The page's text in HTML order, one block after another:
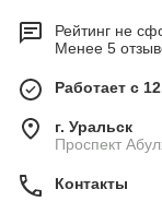
Рейтинг не
Менее 5
Работает с
г. Уральск
Проспект
Контакты